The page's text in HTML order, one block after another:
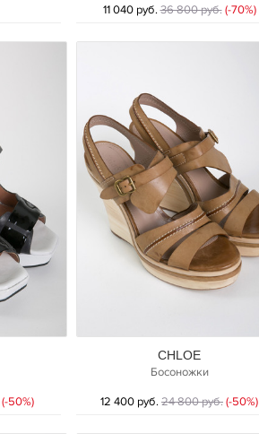
11 040 руб.36 800 руб. (-70%)
(-50%)
CHLOE
Босоножки
12 400 руб.24 800 руб.(-50%)